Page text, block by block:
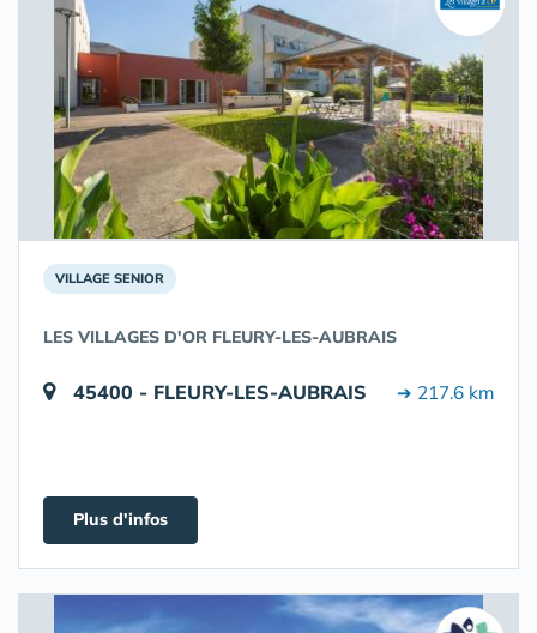
VILLAGE SENIOR
LES VILLAGES D'OR FLEURY-LES-AUBRAIS
45400 - FLEURY-LES-AUBRAIS ➔ 217.6 km
Plus d'infos